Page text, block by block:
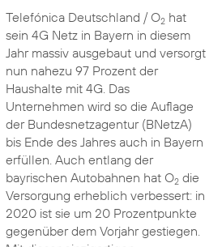
Telefónica Deutschland / O2hat
sein 4G Netz in Bayern in diesem
Jahr massiv ausgebaut und versorgt
nun nahezu 97 Prozent der
Haushalte mit 4G. Das
Unternehmen wird so die Auflage
der Bundesnetzagentur (BNetzA)
bis Ende des Jahres auch in Bayern
erfüllen. Auch entlang der
bayrischen Autobahnen hat O2die
Versorgung erheblich verbessert: in
2020 ist sie um 20 Prozentpunkte
gegenüber dem Vorjahr gestiegen.